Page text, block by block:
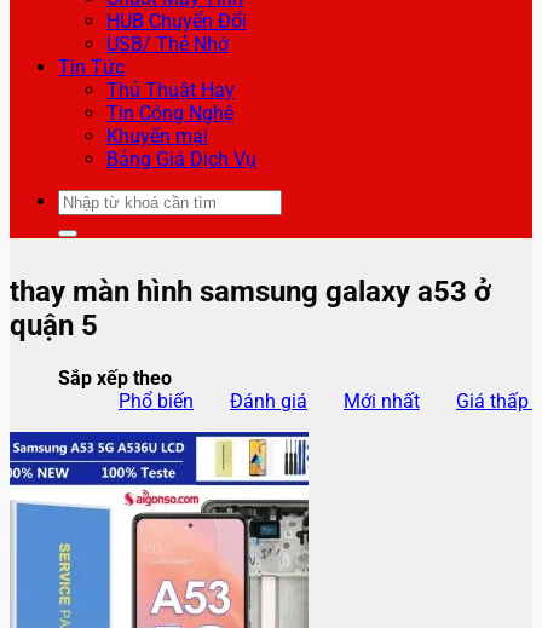
HUB Chuyển Đổi
USB/ Thẻ Nhớ
Tin Tức
Thủ Thuật Hay
Tin Công Nghệ
Khuyến mại
Bảng Giá Dịch Vụ
Tìm
kiếm:
thay màn hình samsung galaxy a53 ở
quận 5
Sắp xếp theo
Phổ biến
Đánh giá Mới nhất Giá thấp